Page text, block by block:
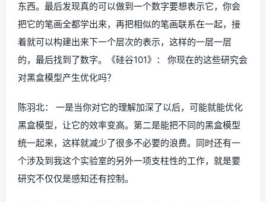
东西。最后发现真的可以做到一个数字要想表示它，你会
把它的笔画全都学出来，再把相似的笔画联系在一起，接
着就可以构建出来下一个层次的表示，这样的一层一层
的，最后找到了数字。《硅谷101》： 你现在的这些研究会
对黑盒模型产生优化吗？
陈羽北： 一是当你对它的理解加深了以后，可能就能优化
黑盒模型，让它的效率变高。第二是能把不同的黑盒模型
统一起来，这样就减少了很多不必要的浪费。同时还有一
个涉及到我这个实验室的另外一项支柱性的工作，就是要
研究不仅仅是感知还有控制。